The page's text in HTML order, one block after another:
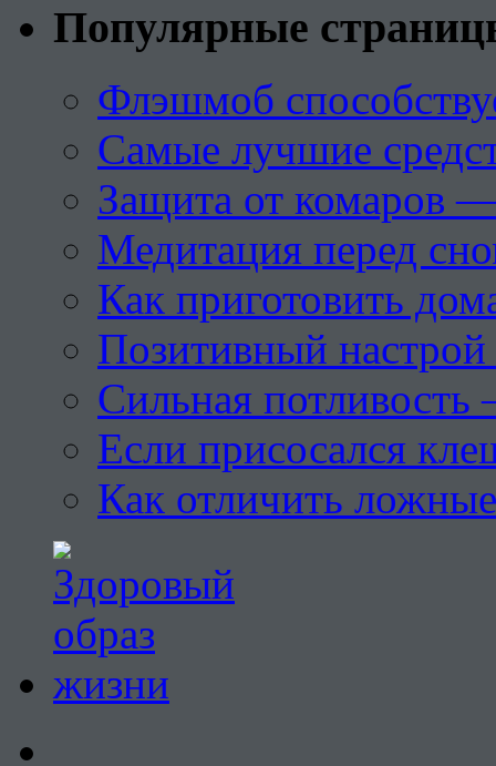
Популярные
Флэшмоб
Самые лучшие
Защита от комаров
Медитация перед
Как приготовить
Позитивный настрой
Сильная потливость
Если присосался
Как отличить